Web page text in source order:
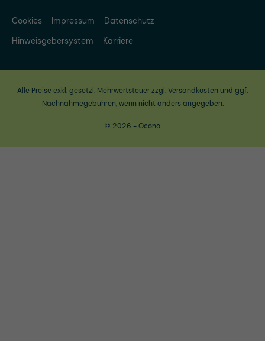
Cookies Impressum
Datenschutz
Hinweisgebersystem
Karriere
Alle Preise exkl. gesetzl. Mehrwertsteuer zzgl.Versandkosten und ggf.
Nachnahmegebühren, wenn nicht anders angegeben.
© 2026 - Ocono